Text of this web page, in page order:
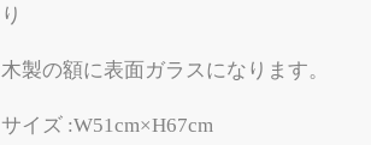
り
木製の額に表面ガラスになります。
サイズ :W51cm×H67cm